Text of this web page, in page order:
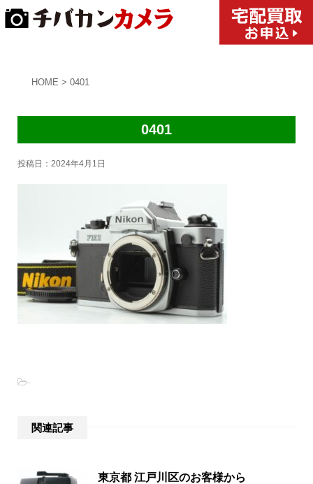
HOME > 0401
0401
投稿日： 2024年4月1日
-
関連記事
東京都 江戸川区のお客様から